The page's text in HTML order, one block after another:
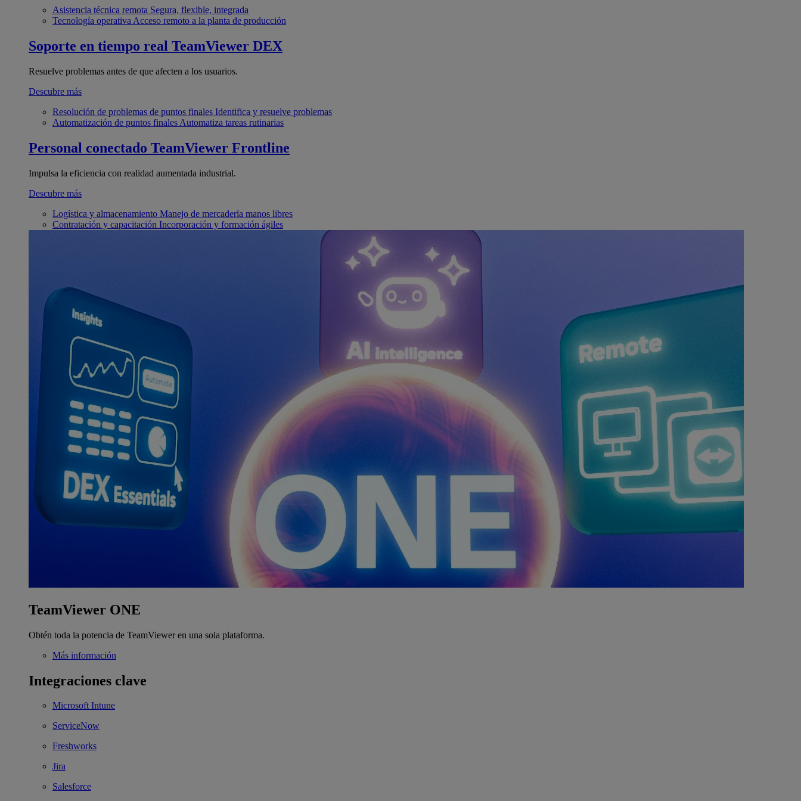
Asistencia técnica remota Segura, flexible, integrada
Tecnología operativa Acceso remoto a la planta de producción
Soporte en tiempo real TeamViewer DEX
Resuelve problemas antes de que afecten a los usuarios.
Descubre más
Resolución de problemas de puntos finales Identifica y resuelve problemas
Automatización de puntos finales Automatiza tareas rutinarias
Personal conectado TeamViewer Frontline
Impulsa la eficiencia con realidad aumentada industrial.
Descubre más
Logística y almacenamiento Manejo de mercadería manos libres
Contratación y capacitación Incorporación y formación ágiles
TeamViewer ONE
Obtén toda la potencia de TeamViewer en una sola plataforma.
Más información
Integraciones clave
Microsoft Intune
ServiceNow
Freshworks
Jira
Salesforce